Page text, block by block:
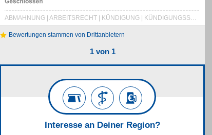
ABMAHNUNG | ARBEITSRECHT | KÜNDIGUNG | KÜNDIGUNGSSCHUTZ | LOHNFORDERUNG | MIETKAUTION
Bewertungen stammen von Drittanbietern
1 von 1
Interesse an Deiner Region?